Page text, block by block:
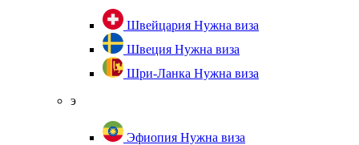
Швейцария Нужна виза
Швеция Нужна виза
Шри-Ланка Нужна виза
э
Эфиопия Нужна виза